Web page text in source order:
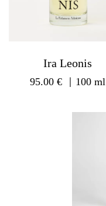
Ira Leonis
95.00€ ｜100 ml